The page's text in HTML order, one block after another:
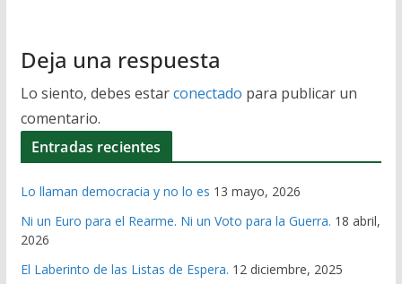
Deja una respuesta
Lo siento, debes estarconectado para publicar un
comentario.
Entradas recientes
Lo llaman democracia y no lo es 13 mayo, 2026
Ni un Euro para el Rearme. Ni un Voto para la Guerra. 18 abril,
2026
El Laberinto de las Listas de Espera. 12 diciembre, 2025